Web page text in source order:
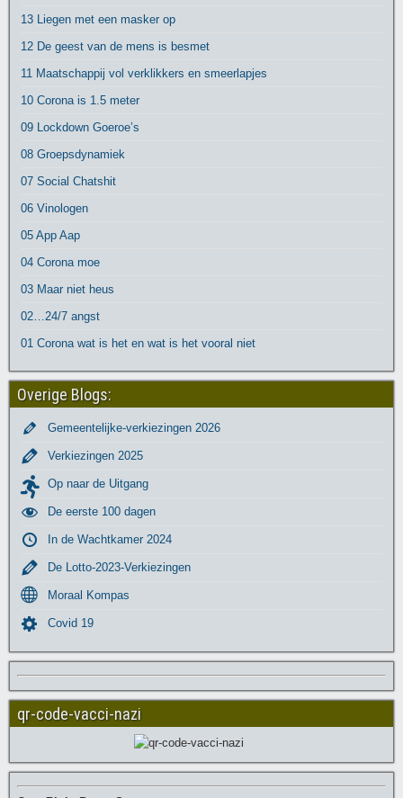
13 Liegen met een masker op
12 De geest van de mens is besmet
11 Maatschappij vol verklikkers en smeerlapjes
10 Corona is 1.5 meter
09 Lockdown Goeroe’s
08 Groepsdynamiek
07 Social Chatshit
06 Vinologen
05 App Aap
04 Corona moe
03 Maar niet heus
02…24/7 angst
01 Corona wat is het en wat is het vooral niet
Overige Blogs:
Gemeentelijke-verkiezingen 2026
Verkiezingen 2025
Op naar de Uitgang
De eerste 100 dagen
In de Wachtkamer 2024
De Lotto-2023-Verkiezingen
Moraal Kompas
Covid 19
qr-code-vacci-nazi